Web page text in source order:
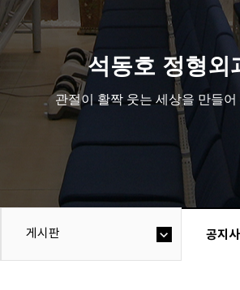
석동호 정형외
관절이 활짝 웃는 세상을 만들
게시판 공지